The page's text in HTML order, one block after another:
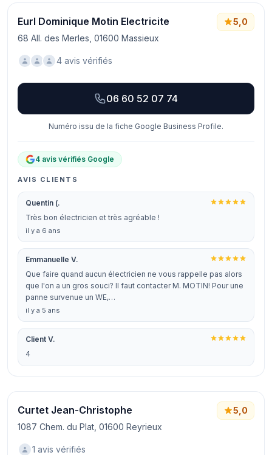
Eurl Dominique Motin Electricite
68 All. des Merles, 01600 Massieux
5,0
4 avis vérifiés
06 60 52 07 74
Numéro issu de la fiche Google Business Profile.
4 avis vérifiés Google
AVIS CLIENTS
Quentin (.
Très bon électricien et très agréable !
il y a 6 ans
Emmanuelle V.
Que faire quand aucun électricien ne vous rappelle pas alors
que l'on a un gros souci? Il faut contacter M. MOTIN! Pour une
panne survenue un WE,…
il y a 5 ans
Client V.
4
Curtet Jean-Christophe
1087 Chem. du Plat, 01600 Reyrieux
5,0
1 avis vérifiés